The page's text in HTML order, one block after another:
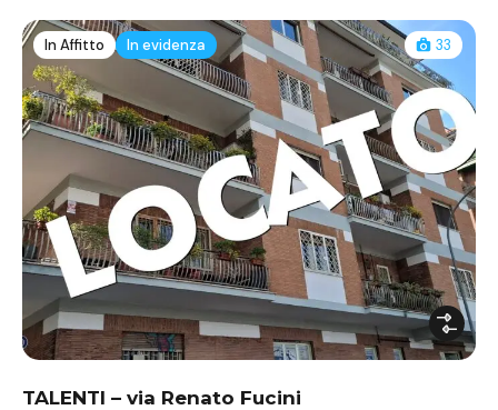
In Affitto In evidenza 33
TALENTI – via Renato Fucini